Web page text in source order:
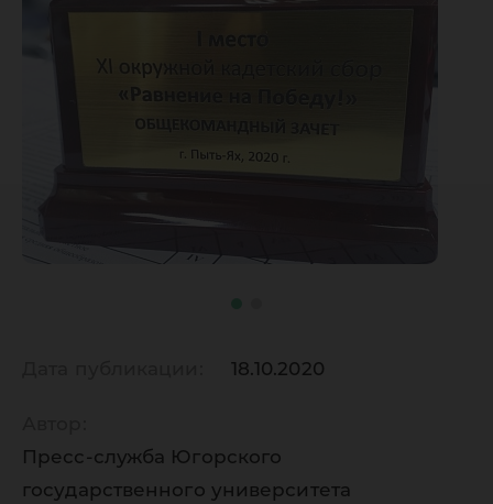
18.10.2020
Пресс-служба Югорского
государственного университета